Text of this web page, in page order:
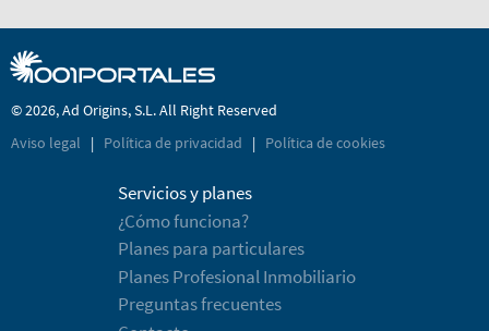
© 2026, Ad Origins, S.L. All Right Reserved
Aviso legal
| Política de privacidad | Política de cookies
Servicios y planes
¿Cómo funciona?
Planes para particulares
Planes Profesional Inmobiliario
Preguntas frecuentes